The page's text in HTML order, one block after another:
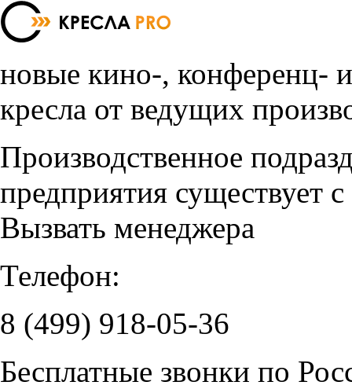
новые кино-, конференц-
кресла от ведущих
Производственное
предприятия существует
Вызвать менеджера
Телефон:
8 (499) 918-05-36
Бесплатные звонки по